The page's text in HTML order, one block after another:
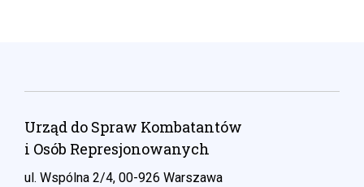
Urząd do Spraw Kombatantów
i Osób Represjonowanych
ul. Wspólna 2/4, 00-926 Warszawa